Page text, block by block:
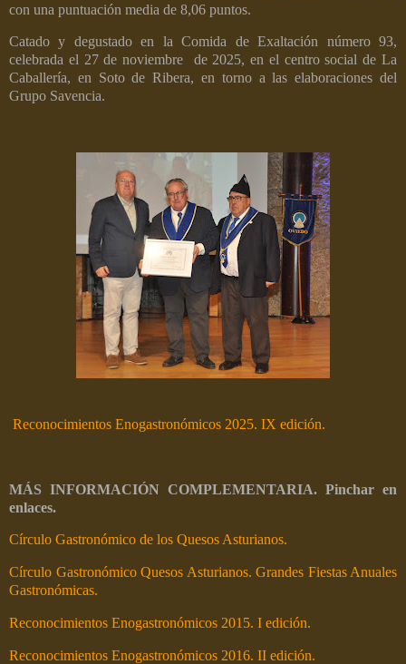
con una puntuación media de 8,06 puntos.
Catado y degustado en la Comida de Exaltación número 93,
celebrada el 27 de noviembre de 2025, en el centro social de La
Caballería, en Soto de Ribera, en torno a las elaboraciones del
Grupo Savencia.
Reconocimientos Enogastronómicos 2025. IX edición.
MÁS INFORMACIÓN COMPLEMENTARIA. Pinchar en
enlaces.
Círculo Gastronómico de los Quesos Asturianos.
Círculo Gastronómico Quesos Asturianos. Grandes Fiestas Anuales
Gastronómicas.
Reconocimientos Enogastronómicos 2015. I edición.
Reconocimientos Enogastronómicos 2016. II edición.